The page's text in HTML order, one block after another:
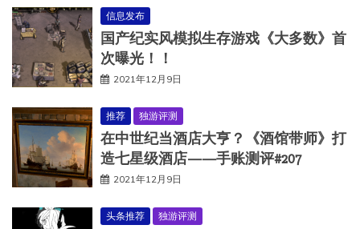
信息发布
国产纪实风模拟生存游戏《大多数》首
次曝光！！
2021年12月9日
推荐 独游评测
在中世纪当酒店大亨？《酒馆带师》打
造七星级酒店——手账测评#207
2021年12月9日
头条推荐 独游评测